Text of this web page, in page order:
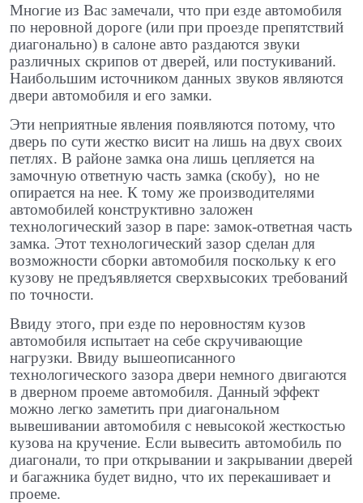
Многие из Вас замечали, что при езде автомобиля
по неровной дороге (или при проезде препятствий
диагонально) в салоне авто раздаются звуки
различных скрипов от дверей, или постукиваний.
Наибольшим источником данных звуков являются
двери автомобиля и его замки.
Эти неприятные явления появляются потому, что
дверь по сути жестко висит на лишь на двух своих
петлях. В районе замка она лишь цепляется на
замочную ответную часть замка (скобу), но не
опирается на нее. К тому же производителями
автомобилей конструктивно заложен
технологический зазор в паре: замок-ответная часть
замка. Этот технологический зазор сделан для
возможности сборки автомобиля поскольку к его
кузову не предъявляется сверхвысоких требований
по точности.
Ввиду этого, при езде по неровностям кузов
автомобиля испытает на себе скручивающие
нагрузки. Ввиду вышеописанного
технологического зазора двери немного двигаются
в дверном проеме автомобиля. Данный эффект
можно легко заметить при диагональном
вывешивании автомобиля с невысокой жесткостью
кузова на кручение. Если вывесить автомобиль по
диагонали, то при открывании и закрывании дверей
и багажника будет видно, что их перекашивает и
проеме.